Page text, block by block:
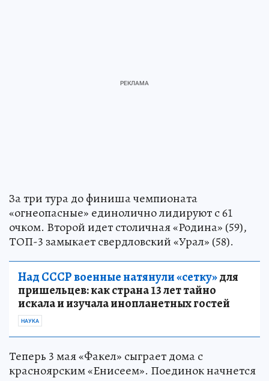
За три тура до финиша чемпионата
«огнеопасные» единолично лидируют с 61
очком. Второй идет столичная «Родина» (59),
ТОП-3 замыкает свердловский «Урал» (58).
Над СССР военные натянули «сетку»для
пришельцев: как страна 13 лет тайно
искала и изучала инопланетных гостей
НАУКА
Теперь 3 мая «Факел» сыграет дома с
красноярским «Енисеем». Поединок начнется